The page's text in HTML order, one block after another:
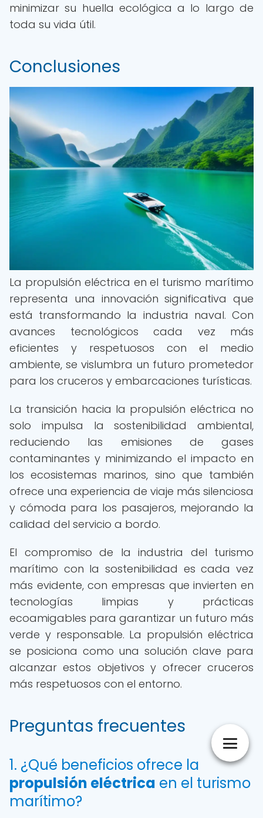
minimizar su huella ecológica a lo largo de
toda su vida útil.
Conclusiones
La propulsión eléctrica en el turismo marítimo
representa una innovación significativa que
está transformando la industria naval. Con
avances tecnológicos cada vez más
eficientes y respetuosos con el medio
ambiente, se vislumbra un futuro prometedor
para los cruceros y embarcaciones turísticas.
La transición hacia la propulsión eléctrica no
solo impulsa la sostenibilidad ambiental,
reduciendo las emisiones de gases
contaminantes y minimizando el impacto en
los ecosistemas marinos, sino que también
ofrece una experiencia de viaje más silenciosa
y cómoda para los pasajeros, mejorando la
calidad del servicio a bordo.
El compromiso de la industria del turismo
marítimo con la sostenibilidad es cada vez
más evidente, con empresas que invierten en
tecnologías limpias y prácticas
ecoamigables para garantizar un futuro más
verde y responsable. La propulsión eléctrica
se posiciona como una solución clave para
alcanzar estos objetivos y ofrecer cruceros
más respetuosos con el entorno.
Preguntas frecuentes
1. ¿Qué beneficios ofrece la
propulsión eléctrica en el turismo
marítimo?